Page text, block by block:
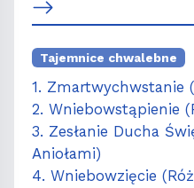
Tajemnice chwalebne
1. Zmartwychwstanie
2. Wniebowstąpienie
3. Zesłanie Ducha
Aniołami)
4. Wniebowzięcie